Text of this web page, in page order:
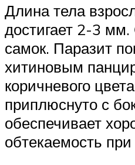
Длина тела
достигает 2-3
самок. Паразит
хитиновым
коричневого
приплюснуто с
обеспечивает
обтекаемость